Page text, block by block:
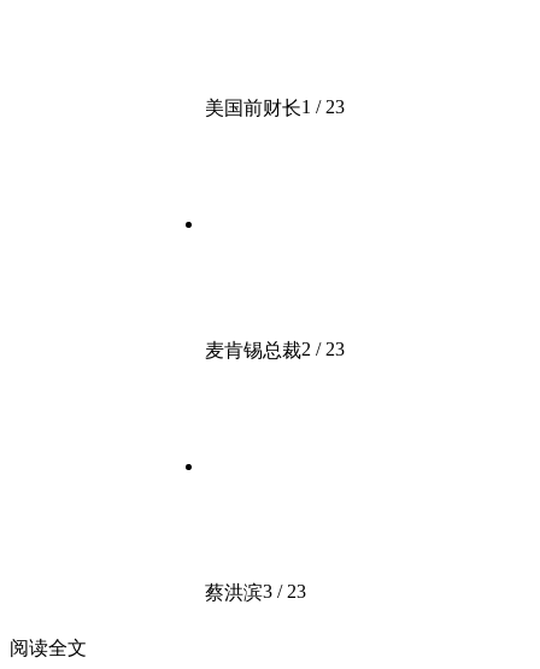
美国前财长1 / 23
麦肯锡总裁2 / 23
蔡洪滨3 / 23
阅读全文